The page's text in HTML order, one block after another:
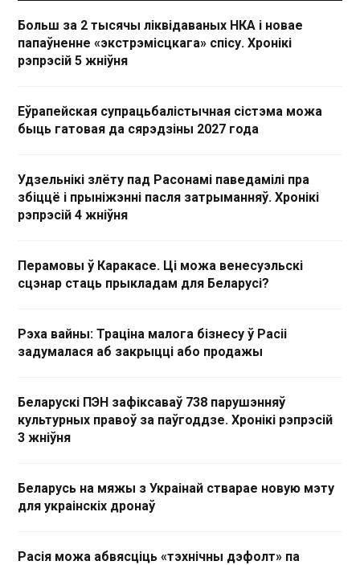
Больш за 2 тысячы ліквідаваных НКА і новае
папаўненне «экстрэмісцкага» спісу. Хронікі
рэпрэсій 5 жніўня
Еўрапейская супрацьбалістычная сістэма можа
быць гатовая да сярэдзіны 2027 года
Удзельнікі злёту пад Расонамі паведамілі пра
збіццё і прыніжэнні пасля затрыманняў. Хронікі
рэпрэсій 4 жніўня
Перамовы ў Каракасе. Ці можа венесуэльскі
сцэнар стаць прыкладам для Беларусі?
Рэха вайны: Траціна малога бізнесу ў Расіі
задумалася аб закрыцці або продажы
Беларускі ПЭН зафіксаваў 738 парушэнняў
культурных правоў за паўгоддзе. Хронікі рэпрэсій
3 жніўня
Беларусь на мяжы з Украінай стварае новую мэту
для украінскіх дронаў
Расія можа абвясціць «тэхнічны дэфолт» па